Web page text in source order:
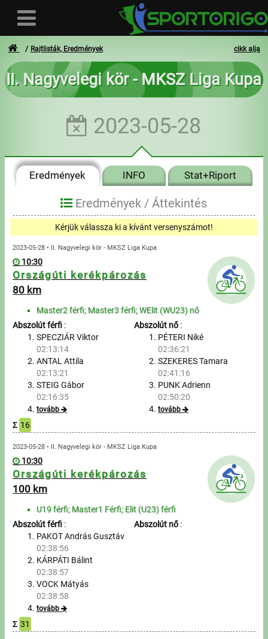
Felhasználó
Elfelejtett azonosító vagy jelszó
Számlák
Adatvédelem
Üzenetek
Saját sportolók
Sportoló keresés
Nevezés
Sportágak
Futás
Kerékpározás
Multisportok
Túrázás
Úszás
Evezés
Hírek
cikk alja
Rajtlisták, Eredmények
II. Nagyvelegi kör - MKSZ Liga Kupa
2023-05-28
Eredmények INFO Stat+Riport
Eredmények / Áttekintés
Kérjük válassza ki a kívánt versenyszámot!
2023-05-28 • II. Nagyvelegi kör - MKSZ Liga Kupa
10:30
Országúti kerékpározás
80 km
Master2 férfi; Master3 férfi; WElit (WU23) nő
Abszolút férfi :
SPECZIÁR Viktor
02:13:14
ANTAL Attila
02:13:21
STEIG Gábor
02:16:35
tovább
Abszolút nő:
PÉTERI Niké
02:36:21
SZEKERES Tamara
02:41:16
PUNK Adrienn
02:50:20
tovább
Σ 16
2023-05-28 • II. Nagyvelegi kör - MKSZ Liga Kupa
10:30
Országúti kerékpározás
100 km
U19 férfi; Master1 Férfi; Elit (U23) férfi
Abszolút férfi :
PAKOT András Gusztáv
02:38:56
KÁRPÁTI Bálint
02:38:57
VOCK Mátyás
02:38:58
tovább
Abszolút nő:
Σ 31